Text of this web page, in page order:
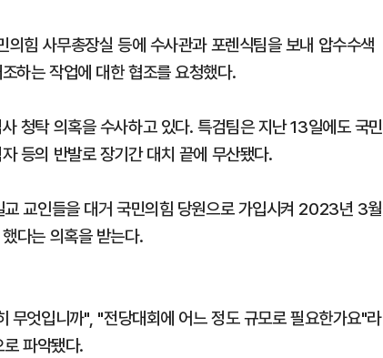
힘 사무총장실 등에 수사관과 포렌식팀을 보내 압수수색
하는 작업에 대한 협조를 요청했다.
청탁 의혹을 수사하고 있다. 특검팀은 지난 13일에도 국민
등의 반발로 장기간 대치 끝에 무산됐다.
교인들을 대거 국민의힘 당원으로 가입시켜 2023년 3월
다는 의혹을 받는다.
무엇입니까", "전당대회에 어느 정도 규모로 필요한가요"라
파악됐다.